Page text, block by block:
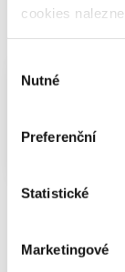
cookies
souhlasu
Nutné
Preferenční
Statistické
Marketingové
(146kB)
Dokumenty